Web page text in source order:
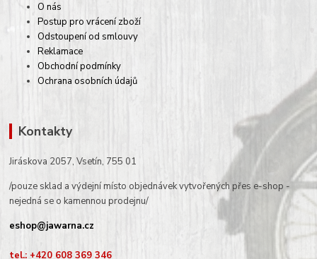
O nás
Postup pro vrácení zboží
Odstoupení od smlouvy
Reklamace
Obchodní podmínky
Ochrana osobních údajů
Kontakty
Jiráskova 2057, Vsetín, 755 01
/pouze sklad a výdejní místo objednávek vytvořených přes e-shop -
nejedná se o kamennou prodejnu/
eshop@jawarna.cz
tel.: +420 608 369 346